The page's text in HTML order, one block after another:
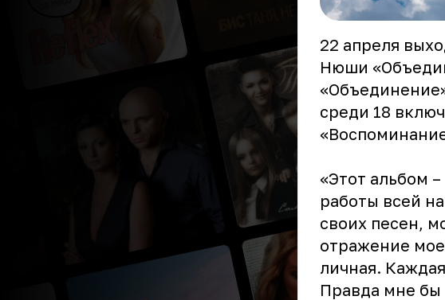
22 апреля
Нюши
среди 18
«Этот альбом
работы всей
своих песен,
отражение
личная.
Правда мне бы